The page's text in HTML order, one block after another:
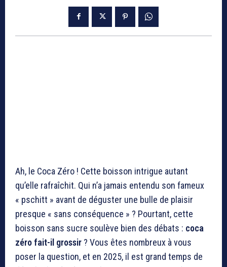
Ah, le Coca Zéro ! Cette boisson intrigue autant
qu’elle rafraîchit. Qui n’a jamais entendu son fameux
« pschitt » avant de déguster une bulle de plaisir
presque « sans conséquence » ? Pourtant, cette
boisson sans sucre soulève bien des débats : coca
zéro fait-il grossir ? Vous êtes nombreux à vous
poser la question, et en 2025, il est grand temps de